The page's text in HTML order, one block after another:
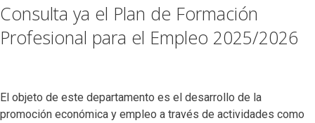
Consulta ya el Plan de Formación
Profesional para el Empleo 2025/2026
El objeto de este departamento es el desarrollo de la
promoción económica y empleo a través de actividades como